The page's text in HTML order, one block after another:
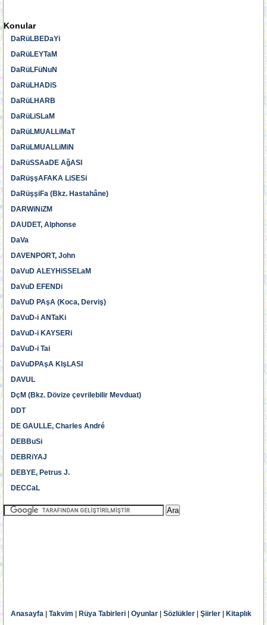
Konular
DaRüLBEDaYi
DaRüLEYTaM
DaRüLFüNuN
DaRüLHADiS
DaRüLHARB
DaRüLiSLaM
DaRüLMUALLiMaT
DaRüLMUALLiMiN
DaRüSSAaDE AğASI
DaRüşşAFAKA LiSESi
DaRüşşiFa (Bkz. Hastahâne)
DARWiNiZM
DAUDET, Alphonse
DaVa
DAVENPORT, John
DaVuD ALEYHiSSELaM
DaVuD EFENDi
DaVuD PAşA (Koca, Derviş)
DaVuD-i ANTaKi
DaVuD-i KAYSERi
DaVuD-i Tai
DaVuDPAşA KIşLASI
DAVUL
DçM (Bkz. Dövize çevrilebilir Mevduat)
DDT
DE GAULLE, Charles André
DEBBuSi
DEBRiYAJ
DEBYE, Petrus J.
DECCaL
Anasayfa Takvim Rüya Tabirleri Oyunlar Sözlükler Şiirler Kitaplık